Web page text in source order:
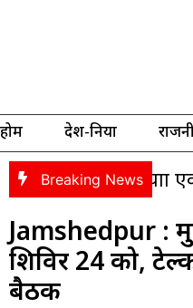
होम देश-दुनिया
Breaking News
यात्रा एवं ‘हर
Jamshedpur :
शिविर 24 को,
बैठक